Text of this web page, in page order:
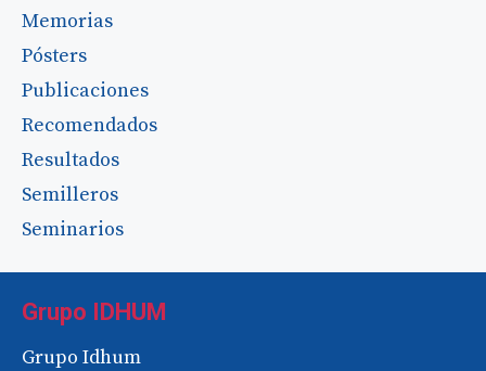
Memorias
Pósters
Publicaciones
Recomendados
Resultados
Semilleros
Seminarios
Grupo IDHUM
Grupo Idhum